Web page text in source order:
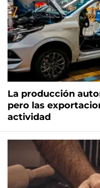
La producción
pero las
actividad